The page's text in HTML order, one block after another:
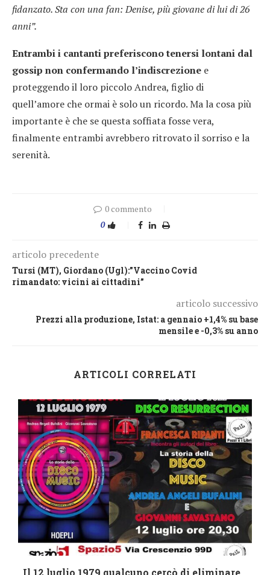
fidanzato. Sta con una fan: Denise, più giovane di lui di 26
anni”.
Entrambi i cantanti preferiscono tenersi lontani dal
gossip non confermando l’indiscrezione e
proteggendo il loro piccolo Andrea, figlio di
quell’amore che ormai è solo un ricordo. Ma la cosa più
importante è che se questa soffiata fosse vera,
finalmente entrambi avrebbero ritrovato il sorriso e la
serenità.
0 commento
0
articolo precedente
Tursi (MT), Giordano (Ugl):”Vaccino Covid
rimandato: vicini ai cittadini”
articolo successivo
Prezzi alla produzione, Istat: a gennaio +1,4% su base
mensile e -0,3% su anno
ARTICOLI CORRELATI
Il 12 luglio 1979 qualcuno cercò di eliminare...